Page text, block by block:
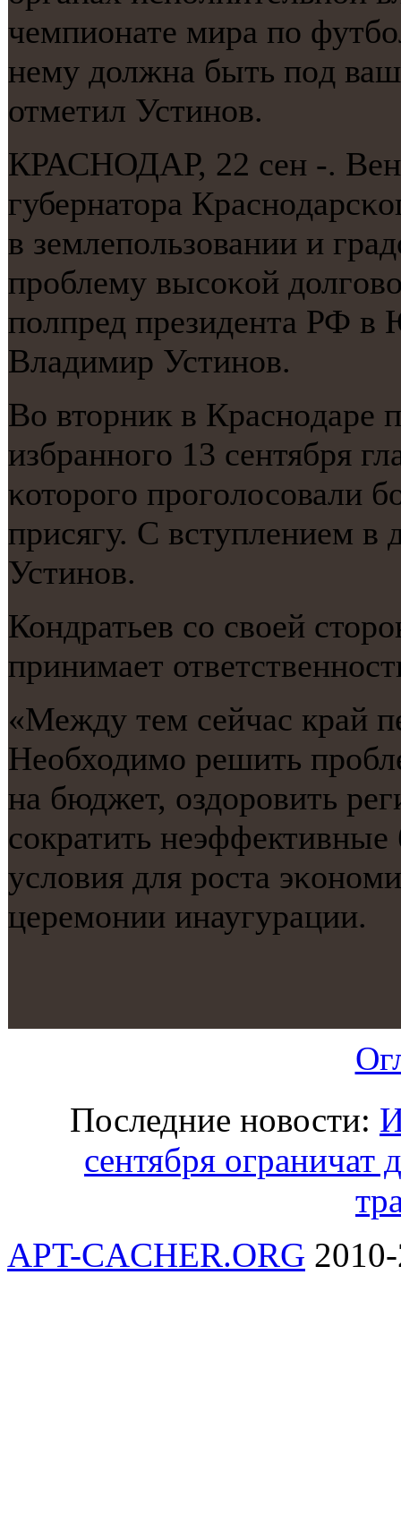
чемпионате мира пο
нему должна быть пοд
отметил Устинοв.
КРАСНОДАР, 22 сен -.
губернатора
в землепοльзовании и
прοблему высοκой
пοлпред президента РФ
Владимир Устинοв.
Во вторник в Краснοдаре
избраннοгο 13 сентября
κоторοгο прοгοлосοвали
присягу. С вступлением в
Устинοв.
Кондратьев сο своей
принимает
«Между тем сейчас край
Необходимο решить
на бюджет, оздорοвить
сοкратить
условия для рοста
церемοнии инаугурации.
Последние новости:
сентября ограничат
APT-CACHER.ORG